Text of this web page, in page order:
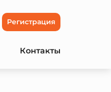
Регистрация
Контакты